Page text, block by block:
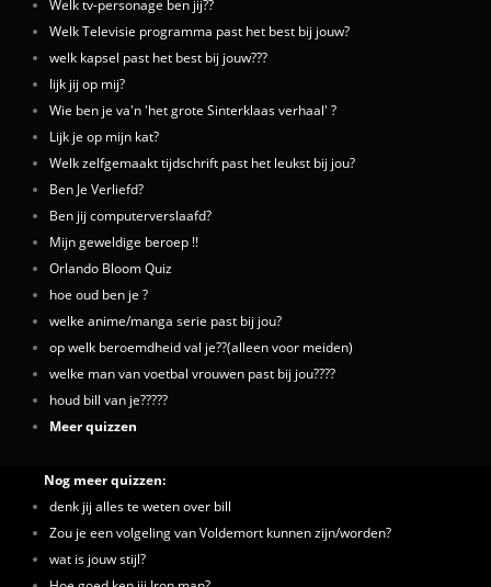
Welk tv-personage ben jij??
Welk Televisie programma past het best bij jouw?
welk kapsel past het best bij jouw???
lijk jij op mij?
Wie ben je va'n 'het grote Sinterklaas verhaal' ?
Lijk je op mijn kat?
Welk zelfgemaakt tijdschrift past het leukst bij jou?
Ben Je Verliefd?
Ben jij computerverslaafd?
Mijn geweldige beroep !!
Orlando Bloom Quiz
hoe oud ben je ?
welke anime/manga serie past bij jou?
op welk beroemdheid val je??(alleen voor meiden)
welke man van voetbal vrouwen past bij jou????
houd bill van je?????
Meer quizzen
Nog meer quizzen:
denk jij alles te weten over bill
Zou je een volgeling van Voldemort kunnen zijn/worden?
wat is jouw stijl?